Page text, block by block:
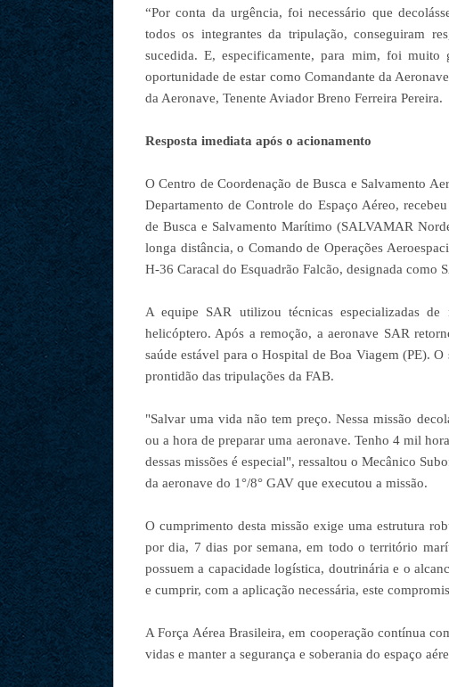
“Por conta da urgência, foi necessário que
todos os integrantes da tripulação, conseguiram
sucedida. E, especificamente, para mim, foi
oportunidade de estar como Comandante da
da Aeronave, Tenente Aviador Breno Ferreira Pereira.
Resposta imediata após o acionamento
O Centro de Coordenação de Busca e Salvamento
Departamento de Controle do Espaço Aéreo,
de Busca e Salvamento Marítimo (SALVAMAR
longa distância, o Comando de Operações
H-36 Caracal do Esquadrão Falcão, designada como
A equipe SAR utilizou técnicas especializadas
helicóptero. Após a remoção, a aeronave SAR
saúde estável para o Hospital de Boa Viagem (PE).
prontidão das tripulações da FAB.
"Salvar uma vida não tem preço. Nessa missão
ou a hora de preparar uma aeronave. Tenho 4 mil
dessas missões é especial", ressaltou o Mecânico
da aeronave do 1°/8° GAV que executou a missão.
O cumprimento desta missão exige uma estrutura
por dia, 7 dias por semana, em todo o território
possuem a capacidade logística, doutrinária e o
e cumprir, com a aplicação necessária, este
A Força Aérea Brasileira, em cooperação contínua
vidas e manter a segurança e soberania do espaço